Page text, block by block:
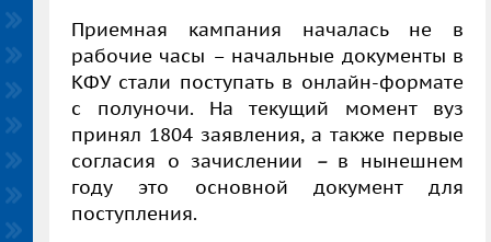
Приемная кампания началась не в
рабочие часы – начальные документы в
КФУ стали поступать в онлайн-формате
с полуночи. На текущий момент вуз
принял 1804 заявления, а также первые
согласия о зачислении
– в нынешнем
году это основной документ для
поступления.